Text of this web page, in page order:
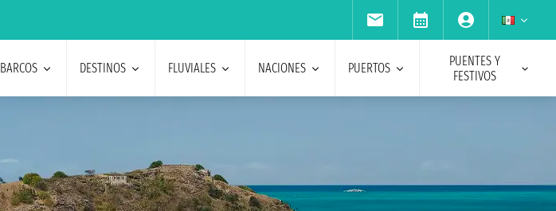
BARCOS DESTINOS FLUVIALES NACIONES PUERTOS
PUENTES Y
FESTIVOS